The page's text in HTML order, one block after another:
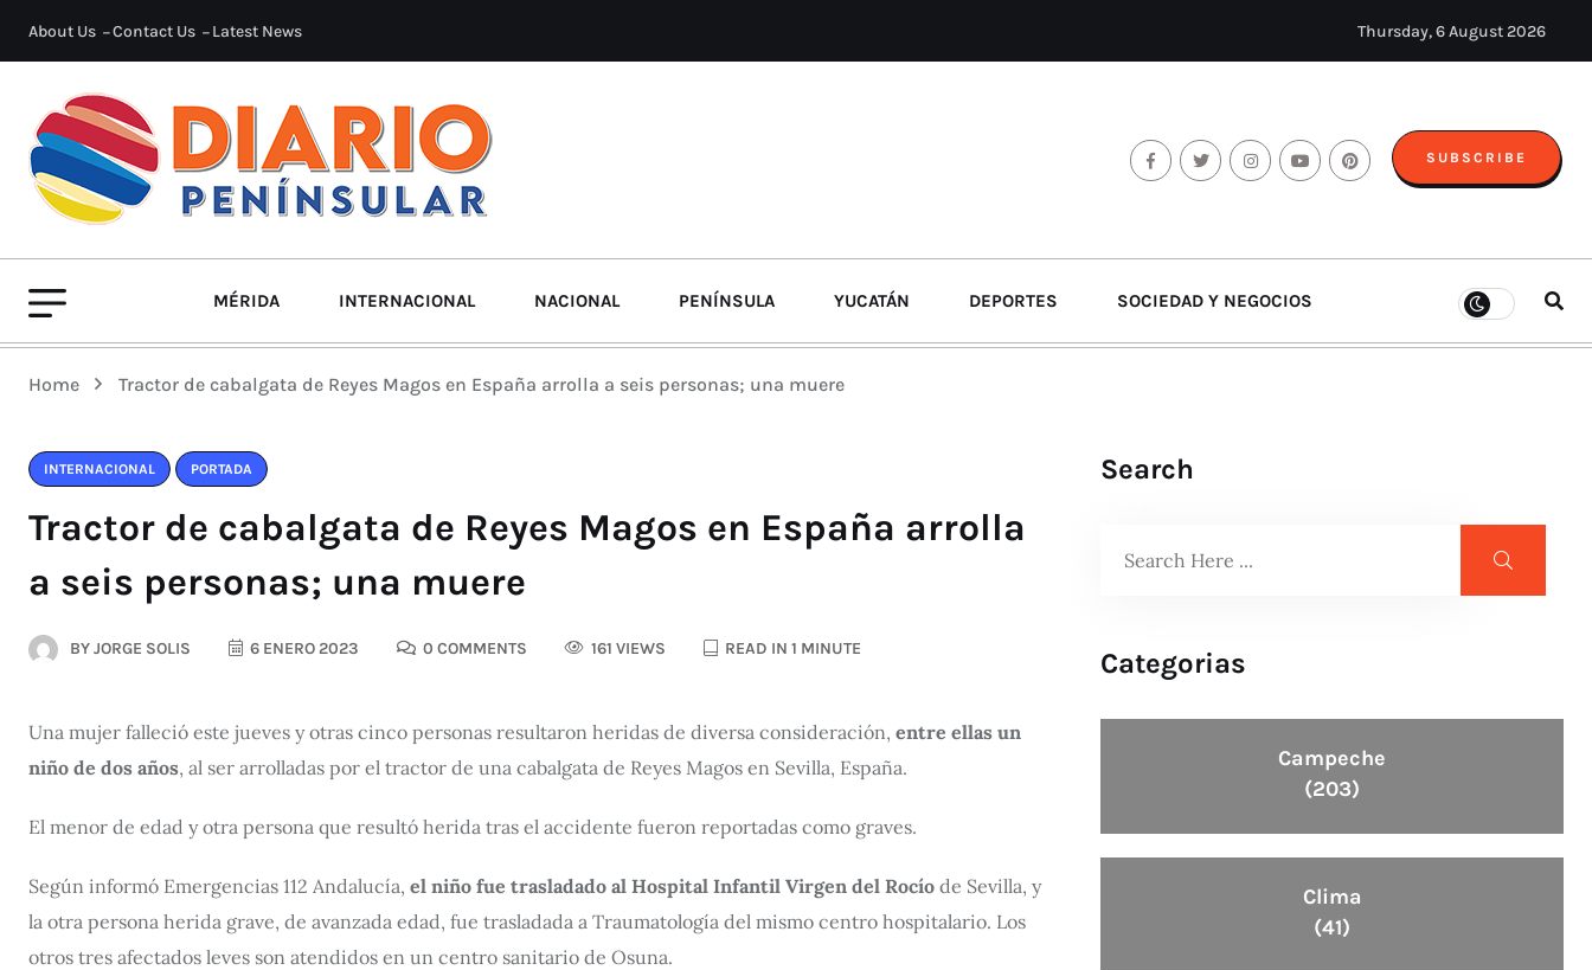
About Us Contact Us Latest News Thursday, 6 August 2026
SUBSCRIBE
MÉRIDA INTERNACIONAL NACIONAL PENÍNSULA YUCATÁN DEPORTES SOCIEDAD Y NEGOCIOS
Home Tractor de cabalgata de Reyes Magos en España arrolla a seis personas; una muere
INTERNACIONAL PORTADA
Tractor de cabalgata de Reyes Magos en España arrolla
a seis personas; una muere
BYJORGE SOLIS 6 ENERO 2023 0 COMMENTS 161 VIEWS READ IN 1 MINUTE
Una mujer falleció este jueves y otras cinco personas resultaron heridas de diversa consideración, entre ellas un
niño de dos años, al ser arrolladas por el tractor de una cabalgata de Reyes Magos en Sevilla, España.
El menor de edad y otra persona que resultó herida tras el accidente fueron reportadas como graves.
Según informó Emergencias 112 Andalucía, el niño fue trasladado al Hospital Infantil Virgen del Rocío de Sevilla, y
la otra persona herida grave, de avanzada edad, fue trasladada a Traumatología del mismo centro hospitalario. Los
otros tres afectados leves son atendidos en un centro sanitario de Osuna.
Search
Categorias
Campeche
(203)
Clima
(41)